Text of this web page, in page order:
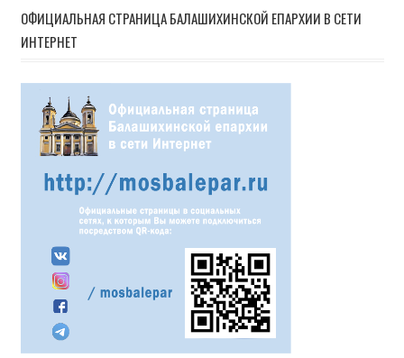
записям
ОФИЦИАЛЬНАЯ СТРАНИЦА БАЛАШИХИНСКОЙ ЕПАРХИИ В СЕТИ
ИНТЕРНЕТ